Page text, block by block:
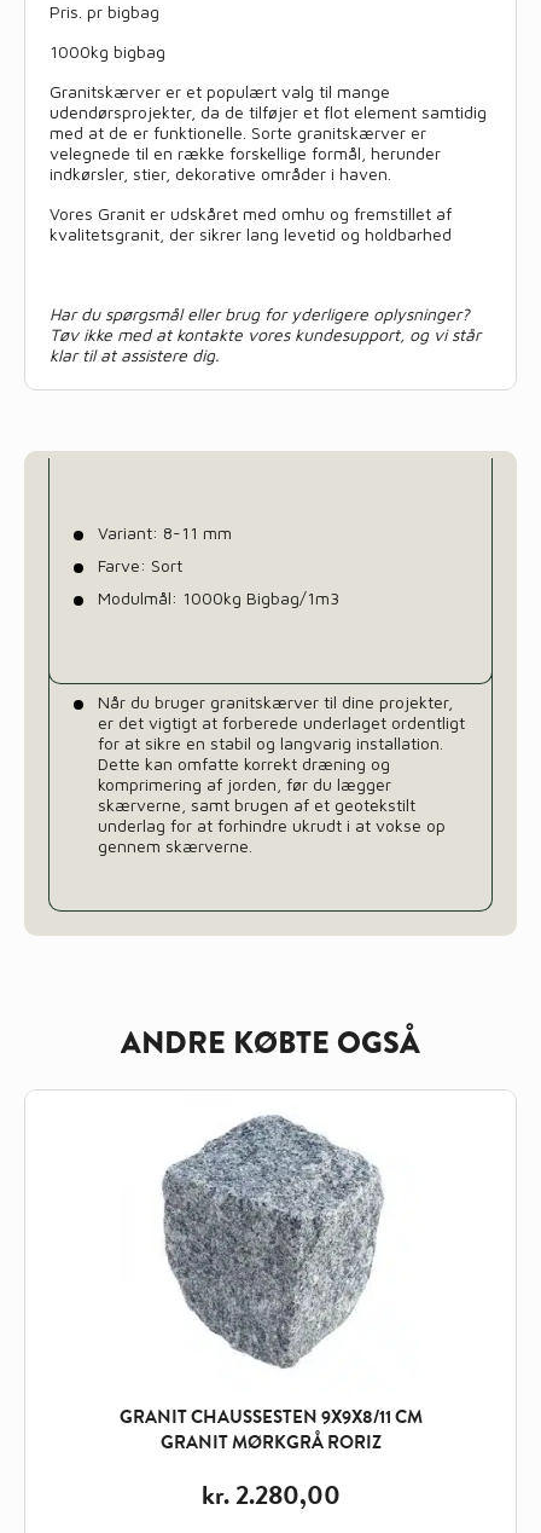
Pris. pr bigbag
1000kg bigbag
Granitskærver er et populært valg til mange
udendørsprojekter, da de tilføjer et flot element samtidig
med at de er funktionelle. Sorte granitskærver er
velegnede til en række forskellige formål, herunder
indkørsler, stier, dekorative områder i haven.
Vores Granit er udskåret med omhu og fremstillet af
kvalitetsgranit, der sikrer lang levetid og holdbarhed
Har du spørgsmål eller brug for yderligere oplysninger?
Tøv ikke med at kontakte vores kundesupport, og vi står
klar til at assistere dig.
Variant: 8-11 mm
Farve: Sort
Modulmål: 1000kg Bigbag/1m3
Når du bruger granitskærver til dine projekter,
er det vigtigt at forberede underlaget ordentligt
for at sikre en stabil og langvarig installation.
Dette kan omfatte korrekt dræning og
komprimering af jorden, før du lægger
skærverne, samt brugen af et geotekstilt
underlag for at forhindre ukrudt i at vokse op
gennem skærverne.
ANDRE KØBTE OGSÅ
GRANIT CHAUSSESTEN 9X9X8/11 CM
GRANIT MØRKGRÅ RORIZ
kr.2.280,00